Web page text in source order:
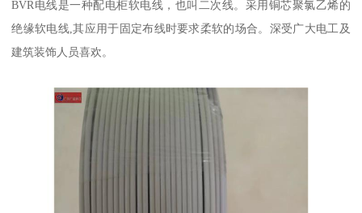
BVR电线是一种配电柜软电线，也叫二次线。采用铜芯聚氯乙烯的
绝缘软电线,其应用于固定布线时要求柔软的场合。深受广大电工及
建筑装饰人员喜欢。